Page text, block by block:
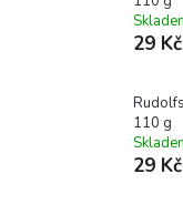
29 Kč
110 g
29 Kč